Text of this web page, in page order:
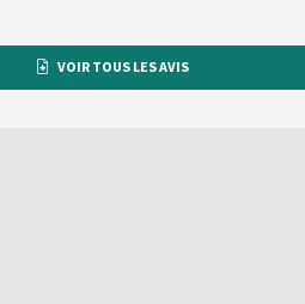
VOIR TOUS LES AVIS